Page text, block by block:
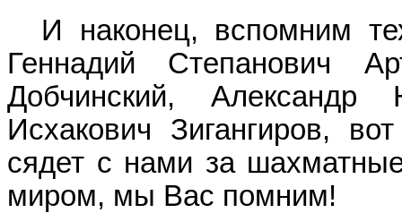
И наконец, вспомним
Геннадий Степанович
Добчинский, Александр
Исхакович Зигангиров,
сядет с нами за
миром, мы Вас помним!